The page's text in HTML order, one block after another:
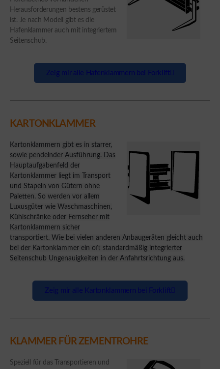
Herausforderungen bestens gerüstet
ist. Je nach Modell gibt es die
Hafenklammer auch mit integriertem
Seitenschub.
Zeig mir alle Hafenklammern bei Forklift
KARTONKLAMMER
Kartonklammern gibt es in starrer,
sowie pendelnder Ausführung. Das
Hauptaufgabenfeld der
Kartonklammer liegt im Transport
und Stapeln von Gütern ohne
Paletten. So werden vor allem
Luxusgüter wie Waschmaschinen,
Kühlschränke oder Fernseher mit
Kartonklammern sicher
transportiert. Wie bei vielen anderen Anbaugeräten gleicht auch
bei der Kartonklammer ein oft standardmäßig integrierter
Seitenschub Ungenauigkeiten in der Anfahrtsrichtung aus.
Zeig mir alle Kartonklammern bei Forklift
KLAMMER FÜR ZEMENTROHRE
Speziell für das Transportieren und